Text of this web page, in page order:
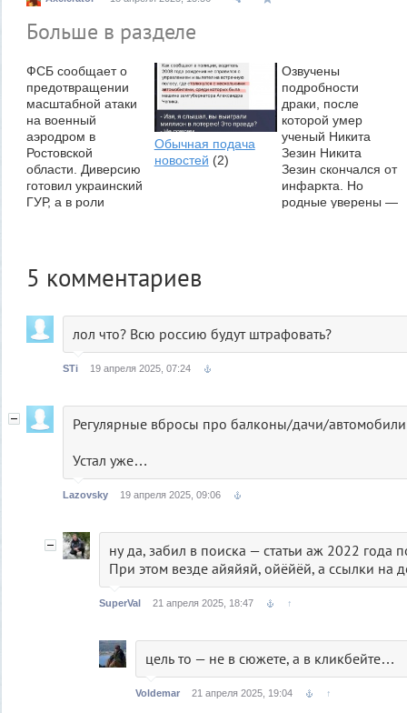
Больше в разделе
ФСБ сообщает о
предотвращении
масштабной атаки
на военный
аэродром в
Ростовской
области. Диверсию
готовил украинский
ГУР, а в роли
дроны с...
ФСБ сообщает о...
Обычная подача
новостей (2)
Озвучены
подробности
драки, после
которой умер
ученый Никита
Зезин Никита
Зезин скончался от
инфаркта. Но
родные уверены —
били его... (0)
5 комментариев
лол что? Всю россию будут штрафовать?
STi 19 апреля 2025, 07:24
Регулярные вбросы про балконы/дачи/автомобили
Устал уже…
Lazovsky 19 апреля 2025, 09:06
ну да, забил в поиска — статьи аж 2022 года
При этом везде айяйяй, ойёйёй, а ссылки на
SuperVal 21 апреля 2025, 18:47 ↑
цель то — не в сюжете, а в кликбейте…
Voldemar 21 апреля 2025, 19:04 ↑